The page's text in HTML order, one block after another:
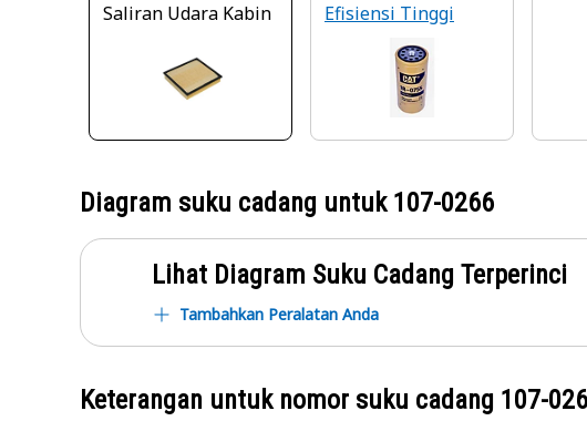
Saliran Udara Kabin
Efisiensi Tinggi
Diagram suku cadang untuk107-0266
Lihat Diagram Suku Cadang Terperinci
Tambahkan Peralatan Anda
Keterangan untuk nomor suku cadang 107-